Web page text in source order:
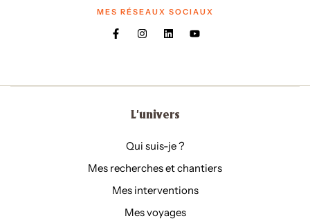
MES RÉSEAUX SOCIAUX
L'univers
Qui suis-je ?
Mes recherches et chantiers
Mes interventions
Mes voyages